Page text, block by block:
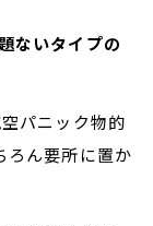
ないタイプの
パニック物的
ろん要所に置か